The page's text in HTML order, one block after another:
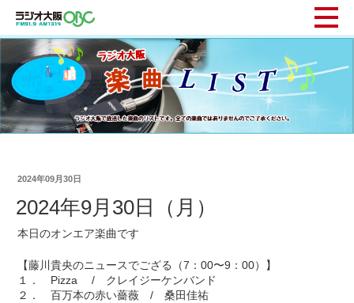
2024年09月30日
2024年9月30日（月）
本日のオンエア楽曲です
【藤川貴央のニュースでござる（7：00〜9：00）】
１． Pizza / クレイジーケンバンド
２． 百万本の赤い薔薇 / 桑田佳祐